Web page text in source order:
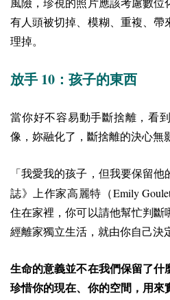
風險，珍視的照片應該考慮數位
有人頭被切掉、模糊、重複、帶
理掉。
放手 10 ：孩子的東西
當你好不容易動手斷捨離，看
像，妳融化了，斷捨離的決心無
「我愛我的孩子，但我要保留
誌》上作家高麗特（Emily
住在家裡，你可以請他幫忙判斷
經離家獨立生活，就由你自己決
生命的意義並不在我們保留了什
珍惜你的現在、你的空間，用來